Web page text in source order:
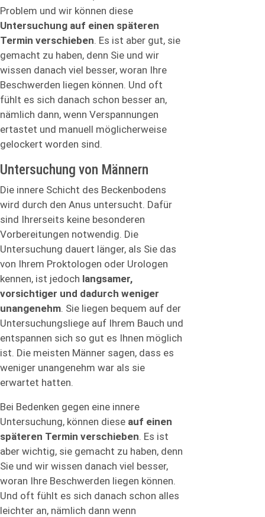
Problem und wir können diese
Untersuchung auf einen späteren
Termin verschieben. Es ist aber gut, sie
gemacht zu haben, denn Sie und wir
wissen danach viel besser, woran Ihre
Beschwerden liegen können. Und oft
fühlt es sich danach schon besser an,
nämlich dann, wenn Verspannungen
ertastet und manuell möglicherweise
gelockert worden sind.
Untersuchung von Männern
Die innere Schicht des Beckenbodens
wird durch den Anus untersucht. Dafür
sind Ihrerseits keine besonderen
Vorbereitungen notwendig. Die
Untersuchung dauert länger, als Sie das
von Ihrem Proktologen oder Urologen
kennen, ist jedoch langsamer,
vorsichtiger und dadurch weniger
unangenehm. Sie liegen bequem auf der
Untersuchungsliege auf Ihrem Bauch und
entspannen sich so gut es Ihnen möglich
ist. Die meisten Männer sagen, dass es
weniger unangenehm war als sie
erwartet hatten.
Bei Bedenken gegen eine innere
Untersuchung, können diese auf einen
späteren Termin verschieben. Es ist
aber wichtig, sie gemacht zu haben, denn
Sie und wir wissen danach viel besser,
woran Ihre Beschwerden liegen können.
Und oft fühlt es sich danach schon alles
leichter an, nämlich dann wenn